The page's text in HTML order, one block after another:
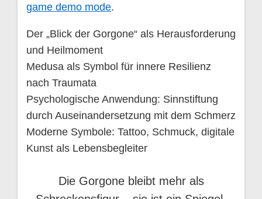
game demo mode.
Der „Blick der Gorgone“ als Herausforderung
und Heilmoment
Medusa als Symbol für innere Resilienz
nach Traumata
Psychologische Anwendung: Sinnstiftung
durch Auseinandersetzung mit dem Schmerz
Moderne Symbole: Tattoo, Schmuck, digitale
Kunst als Lebensbegleiter
Die Gorgone bleibt mehr als